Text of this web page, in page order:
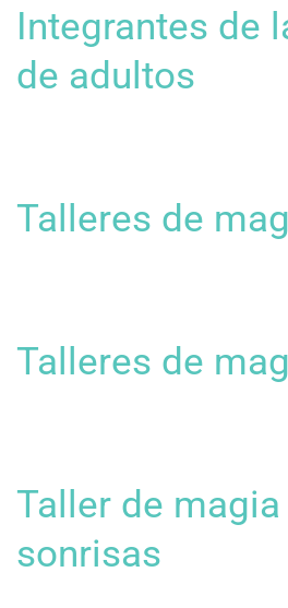
Integrantes de
de adultos
Talleres de
Talleres de
Taller de
sonrisas